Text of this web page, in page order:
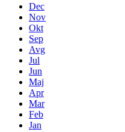
Dec
Nov
Okt
Sep
Avg
Jul
Jun
Maj
Apr
Mar
Feb
Jan